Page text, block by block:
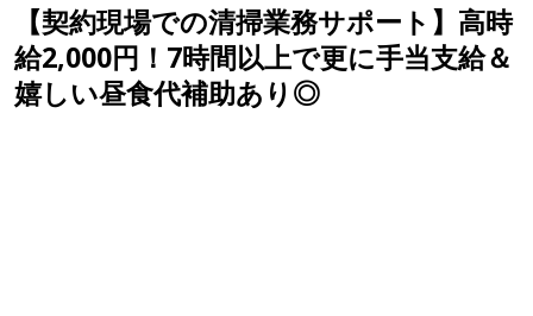
【契約現場での清掃業務サポート】高時
給2,000円！7時間以上で更に手当支給＆
嬉しい昼食代補助あり◎